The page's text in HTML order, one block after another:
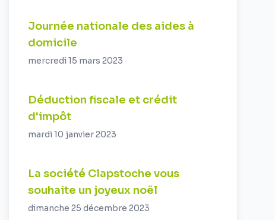
Journée nationale des aides à
domicile
mercredi 15 mars 2023
Déduction fiscale et crédit
d'impôt
mardi 10 janvier 2023
La société Clapstoche vous
souhaite un joyeux noël
dimanche 25 décembre 2023